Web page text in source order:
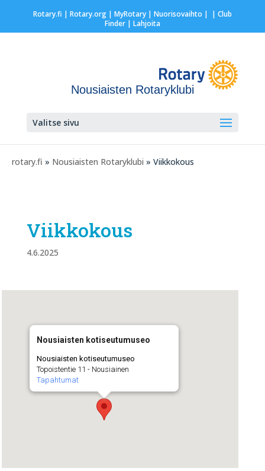
Rotary.fi | Rotary.org| MyRotary | Nuorisovaihto | | Club
Finder| Lahjoita
Nousiaisten Rotaryklubi
Valitse sivu
rotary.fi » Nousiaisten Rotaryklubi » Viikkokous
Viikkokous
4.6.2025
Nousiaisten kotiseutumuseo
Nousiaisten kotiseutumuseo
Topoistentie 11 - Nousiainen
Tapahtumat